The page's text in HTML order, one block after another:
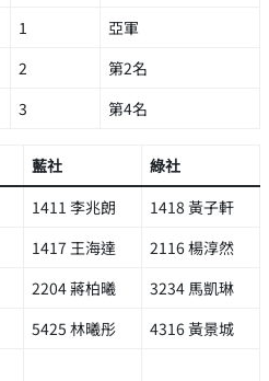
1
亞軍
2
第2名
3 第4名
藍社
綠社
1411 李兆朗
1418 黃子軒
1417 王海達
2116 楊淳然
2204 蔣柏曦
3234 馬凱琳
5425 林曦彤
4316 黃景城